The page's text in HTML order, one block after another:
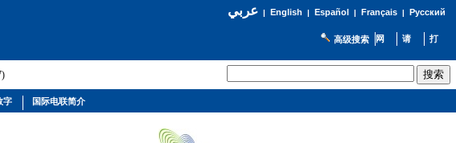
عربي| English | Español | Français| Русский
高级搜索
字 国际电联简介